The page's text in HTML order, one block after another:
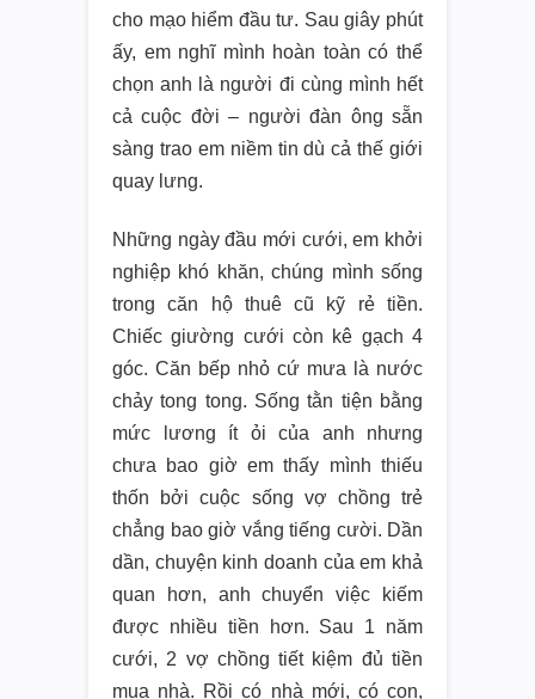
cho mạo hiểm đầu tư. Sau giây phút
ấy, em nghĩ mình hoàn toàn có thể
chọn anh là người đi cùng mình hết
cả cuộc đời – người đàn ông sẵn
sàng trao em niềm tin dù cả thế giới
quay lưng.
Những ngày đầu mới cưới, em khởi
nghiệp khó khăn, chúng mình sống
trong căn hộ thuê cũ kỹ rẻ tiền.
Chiếc giường cưới còn kê gạch 4
góc. Căn bếp nhỏ cứ mưa là nước
chảy tong tong. Sống tằn tiện bằng
mức lương ít ỏi của anh nhưng
chưa bao giờ em thấy mình thiếu
thốn bởi cuộc sống vợ chồng trẻ
chẳng bao giờ vắng tiếng cười. Dần
dần, chuyện kinh doanh của em khả
quan hơn, anh chuyển việc kiếm
được nhiều tiền hơn. Sau 1 năm
cưới, 2 vợ chồng tiết kiệm đủ tiền
mua nhà. Rồi có nhà mới, có con,